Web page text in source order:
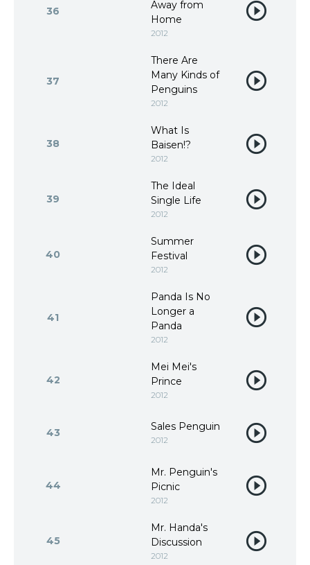
36
Away from
Home
2012
37
There Are
Many Kinds of
Penguins
2012
38
What Is
Baisen!?
2012
39
The Ideal
Single Life
2012
40
Summer
Festival
2012
41
Panda Is No
Longer a
Panda
2012
42
Mei Mei's
Prince
2012
43 Sales Penguin
2012
44
Mr. Penguin's
Picnic
2012
45
Mr. Handa's
Discussion
2012